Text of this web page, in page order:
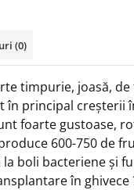
(0)
timpurie, joasă,
în principal creșterii
foarte gustoase,
600-750 de
boli bacteriene și
în